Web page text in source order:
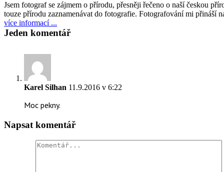
Jsem fotograf se zájmem o přírodu, přesněji řečeno o naší českou
touze přírodu zaznamenávat do fotografie. Fotografování mi přináší
více informací ...
Jeden komentář
Karel Silhan 11.9.2016 v 6:22
Moc pekny.
Napsat komentář